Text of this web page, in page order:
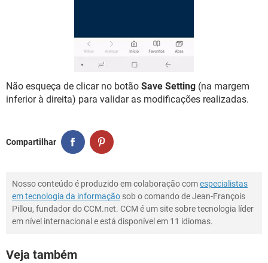
Não esqueça de clicar no botão Save Setting (na margem
inferior à direita) para validar as modificações realizadas.
Compartilhar
Nosso conteúdo é produzido em colaboração comespecialistas
em tecnologia da informação sob o comando de Jean-François
Pillou, fundador do CCM.net. CCM é um site sobre tecnologia líder
em nível internacional e está disponível em 11 idiomas.
Veja também